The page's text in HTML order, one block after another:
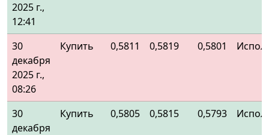
2025 г.,
12:41
30
декабря
2025 г.,
08:26
Купить 0,5811 0,5819 0,5801
30
декабря
Купить 0,5805 0,5815 0,5793